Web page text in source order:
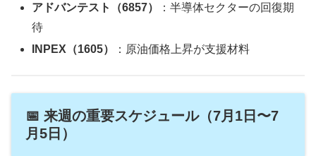
アドバンテスト（6857）
：半導体セクターの回復期
待
INPEX（1605）
：原油価格上昇が支援材料
📅 来週の重要スケジュール（7月1日〜7
月5日）